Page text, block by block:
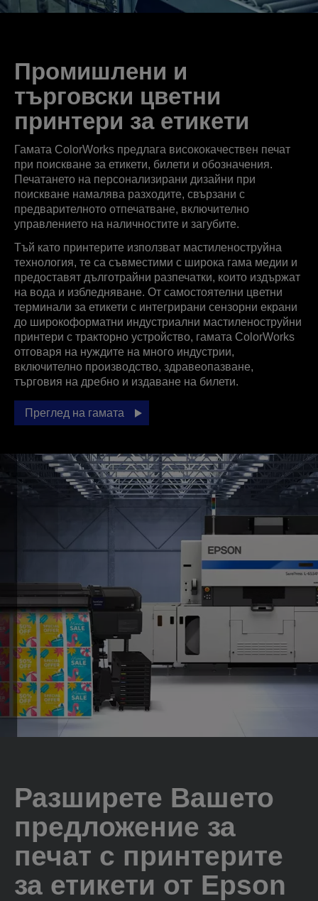
Промишлени и
търговски цветни
принтери за етикети
Гамата ColorWorks предлага висококачествен печат
при поискване за етикети, билети и обозначения.
Печатането на персонализирани дизайни при
поискване намалява разходите, свързани с
предварителното отпечатване, включително
управлението на наличностите и загубите.
Тъй като принтерите използват мастиленоструйна
технология, те са съвместими с широка гама медии и
предоставят дълготрайни разпечатки, които издържат
на вода и избледняване. От самостоятелни цветни
терминали за етикети с интегрирани сензорни екрани
до широкоформатни индустриални мастиленоструйни
принтери с тракторно устройство, гамата ColorWorks
отговаря на нуждите на много индустрии,
включително производство, здравеопазване,
търговия на дребно и издаване на билети.
Преглед на гамата
Разширете Вашето
предложение за
печат с принтерите
за етикети от Epson